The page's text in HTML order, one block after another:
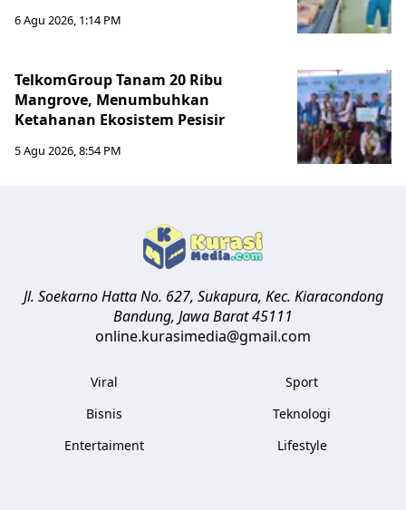
6 Agu 2026, 1:14 PM
TelkomGroup Tanam 20 Ribu
Mangrove, Menumbuhkan
Ketahanan Ekosistem Pesisir
5 Agu 2026, 8:54 PM
Jl. Soekarno Hatta No. 627, Sukapura, Kec. Kiaracondong
Bandung, Jawa Barat45111
online.kurasimedia@gmail.com
Viral
Bisnis
Entertaiment
Sport
Teknologi
Lifestyle